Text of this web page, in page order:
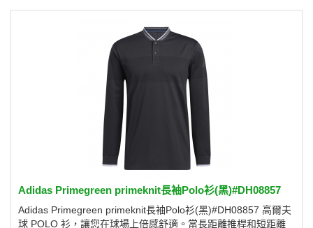
Adidas Primegreen primeknit長袖Polo衫(黑)#DH08857
Adidas Primegreen primeknit長袖Polo衫(黑)#DH08857 高爾夫
球 POLO 衫，讓您在球場上倍感舒適。當長距離推桿和短距離